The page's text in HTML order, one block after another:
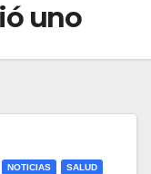
uno
NOTICIAS SALUD